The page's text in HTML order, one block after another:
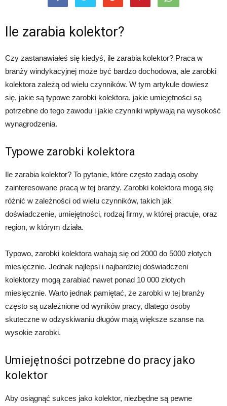
Ile zarabia kolektor?
Czy zastanawiałeś się kiedyś, ile zarabia kolektor? Praca w
branży windykacyjnej może być bardzo dochodowa, ale zarobki
kolektora zależą od wielu czynników. W tym artykule dowiesz
się, jakie są typowe zarobki kolektora, jakie umiejętności są
potrzebne do tego zawodu i jakie czynniki wpływają na wysokość
wynagrodzenia.
Typowe zarobki kolektora
Ile zarabia kolektor? To pytanie, które często zadają osoby
zainteresowane pracą w tej branży. Zarobki kolektora mogą się
różnić w zależności od wielu czynników, takich jak
doświadczenie, umiejętności, rodzaj firmy, w której pracuje, oraz
region, w którym działa.
Typowo, zarobki kolektora wahają się od 2000 do 5000 złotych
miesięcznie. Jednak najlepsi i najbardziej doświadczeni
kolektorzy mogą zarabiać nawet ponad 10 000 złotych
miesięcznie. Warto jednak pamiętać, że zarobki w tej branży
często są uzależnione od wyników pracy, dlatego osoby
skuteczne w odzyskiwaniu długów mają większe szanse na
wysokie zarobki.
Umiejętności potrzebne do pracy jako
kolektor
Aby osiągnąć sukces jako kolektor, niezbędne są pewne